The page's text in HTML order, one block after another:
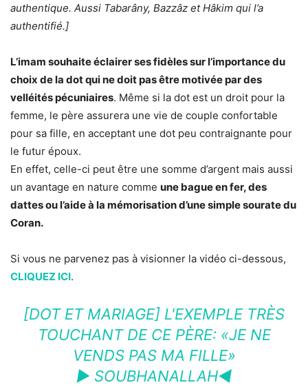
authentique. Aussi Tabarâny, Bazzâz et Hâkim qui l’a
authentifié.]
L’imam souhaite éclairer ses fidèles sur l’importance du
choix de la dot qui ne doit pas être motivée par des
velléités pécuniaires. Même si la dot est un droit pour la
femme, le père assurera une vie de couple confortable
pour sa fille, en acceptant une dot peu contraignante pour
le futur époux.
En effet, celle-ci peut être une somme d’argent mais aussi
un avantage en nature comme une bague en fer, des
dattes ou l’aide à la mémorisation d’une simple sourate du
Coran.
Si vous ne parvenez pas à visionner la vidéo ci-dessous,
CLIQUEZ ICI.
[DOT ET MARIAGE] L'EXEMPLE TRÈS
TOUCHANT DE CE PÈRE: «JE NE
VENDS PAS MA FILLE»
► SOUBHANALLAH◄